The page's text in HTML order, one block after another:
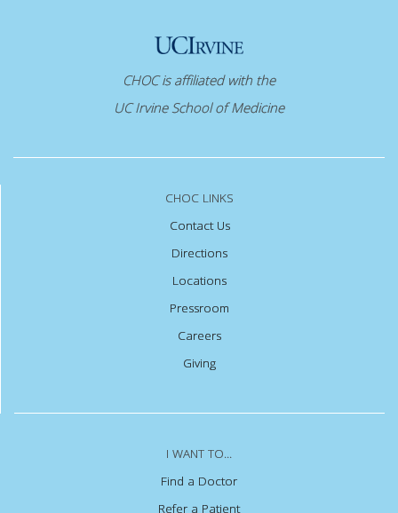
CHOC is affiliated with the
UC Irvine School of Medicine
CHOC LINKS
Contact Us
Directions
Locations
Pressroom
Careers
Giving
I WANT TO...
Find a Doctor
Refer a Patient